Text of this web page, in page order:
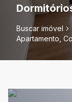
Buscar imóvel
Apartamento,